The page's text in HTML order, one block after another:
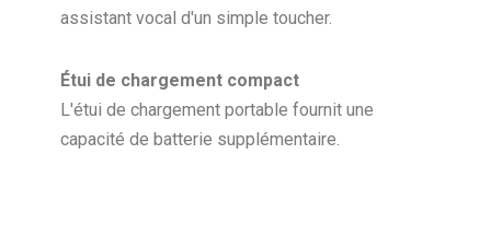
assistant vocal d'un simple toucher.
Étui de chargement compact
L'étui de chargement portable fournit une
capacité de batterie supplémentaire.